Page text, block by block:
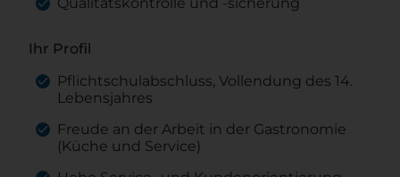
Ihr Profil
Pflichtschulabschluss, Vollendung des 14.
Lebensjahres
Freude an der Arbeit in der Gastronomie
(Küche und Service)